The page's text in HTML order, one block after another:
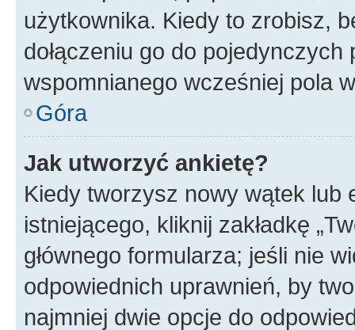
użytkownika. Kiedy to zrobisz,
dołączeniu go do
wspomnianego wcześniej pola
Góra
Jak utworzyć ankietę?
Kiedy tworzysz nowy wątek lub
istniejącego, kliknij zakładkę
głównego formularza; jeśli nie
odpowiednich uprawnień, by
najmniej dwie opcje do